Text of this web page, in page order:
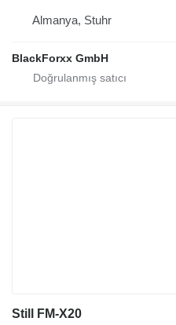
Almanya, Stuhr
BlackForxx GmbH
Still FM-X20